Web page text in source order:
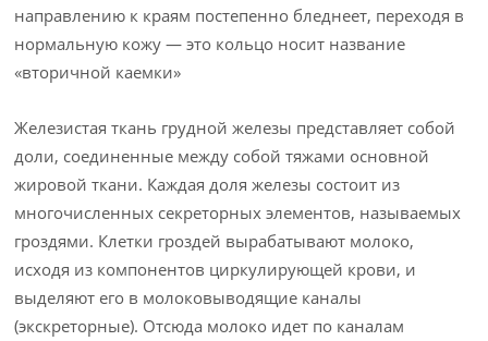
направлению к краям постепенно бледнеет, переходя в
нормальную кожу — это кольцо носит название
«вторич­ной каемки»
Железистая ткань грудной железы представляет собой
доли, соединенные между собой тяжами основной
жировой ткани. Каждая доля железы состоит из
многочисленных секреторных элементов, называемых
гроздями. Клетки гроздей вырабатывают молоко,
исходя из компонентов циркулирую­щей крови, и
выделяют его в молоковыводящие каналы
(экскреторные). Отсюда молоко идет по каналам